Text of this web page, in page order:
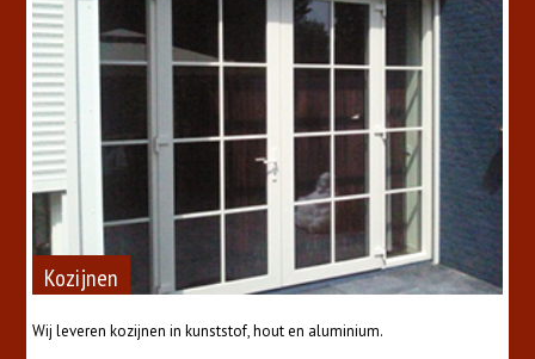
Kozijnen
Wij leveren kozijnen in kunststof, hout en aluminium.